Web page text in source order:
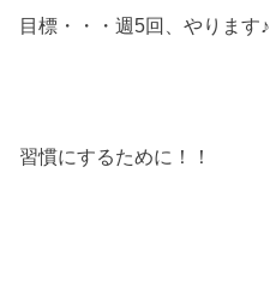
目標・・・週5回、やります♪
習慣にするために！！